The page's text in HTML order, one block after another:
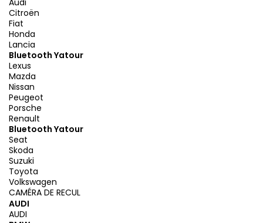
Audi
Citroën
Fiat
Honda
Lancia
Bluetooth Yatour
Lexus
Mazda
Nissan
Peugeot
Porsche
Renault
Bluetooth Yatour
Seat
Skoda
Suzuki
Toyota
Volkswagen
CAMÉRA DE RECUL
AUDI
AUDI